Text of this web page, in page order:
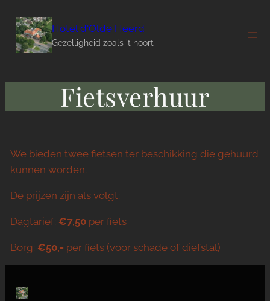
naar
de
Hotel d'Olde Heerd
Gezelligheid zoals 't hoort
Fietsverhuur
We bieden twee fietsen ter beschikking die gehuurd
kunnen worden.
De prijzen zijn als volgt:
Dagtarief: €7,50per fiets
Borg: €50,- per fiets (voor schade of diefstal)